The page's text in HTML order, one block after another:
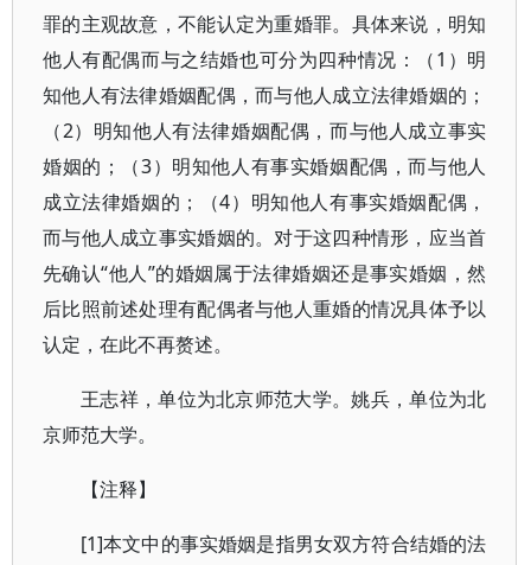
罪的主观故意，不能认定为重婚罪。具体来说，明知
他人有配偶而与之结婚也可分为四种情况：（1）明
知他人有法律婚姻配偶，而与他人成立法律婚姻的；
（2）明知他人有法律婚姻配偶，而与他人成立事实
婚姻的；（3）明知他人有事实婚姻配偶，而与他人
成立法律婚姻的；（4）明知他人有事实婚姻配偶，
而与他人成立事实婚姻的。对于这四种情形，应当首
先确认“他人”的婚姻属于法律婚姻还是事实婚姻，然
后比照前述处理有配偶者与他人重婚的情况具体予以
认定，在此不再赘述。
王志祥，单位为北京师范大学。姚兵，单位为北
京师范大学。
【注释】
[1]本文中的事实婚姻是指男女双方符合结婚的法